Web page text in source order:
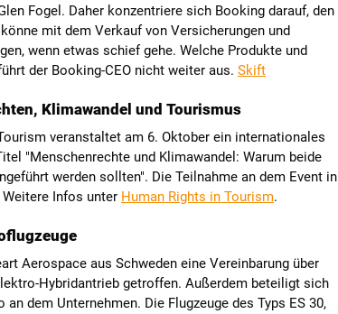
Fogel. Daher konzentriere sich Booking darauf, den
mit dem Verkauf von Versicherungen und
wenn etwas schief gehe. Welche Produkte und
der Booking-CEO nicht weiter aus. Skift
Klimawandel und Tourismus
veranstaltet am 6. Oktober ein internationales
"Menschenrechte und Klimawandel: Warum beide
werden sollten". Die Teilnahme an dem Event in
Infos unter Human Rights in Tourism.
Aerospace aus Schweden eine Vereinbarung über
Hybridantrieb getroffen. Außerdem beteiligt sich
dem Unternehmen. Die Flugzeuge des Typs ES 30,